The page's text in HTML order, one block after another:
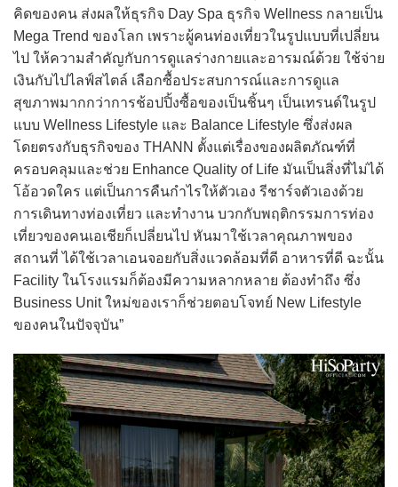
คิดของคน ส่งผลให้ธุรกิจ Day Spa ธุรกิจ Wellness กลายเป็น
Mega Trend ของโลก เพราะผู้คนท่องเที่ยวในรูปแบบที่เปลี่ยน
ไป ให้ความสำคัญกับการดูแลร่างกายและอารมณ์ด้วย ใช้จ่าย
เงินกับไปไลฟ์สไตล์ เลือกซื้อประสบการณ์และการดูแล
สุขภาพมากกว่าการช้อปปิ้งซื้อของเป็นชิ้นๆ เป็นเทรนด์ในรูป
แบบ Wellness Lifestyle และ Balance Lifestyle ซึ่งส่งผล
โดยตรงกับธุรกิจของ THANN ตั้งแต่เรื่องของผลิตภัณฑ์ที่
ครอบคลุมและช่วย Enhance Quality of Life มันเป็นสิ่งที่ไม่ได้
โอ้อวดใคร แต่เป็นการคืนกำไรให้ตัวเอง รีชาร์จตัวเองด้วย
การเดินทางท่องเที่ยว และทำงาน บวกกับพฤติกรรมการท่อง
เที่ยวของคนเอเชียก็เปลี่ยนไป หันมาใช้เวลาคุณภาพของ
สถานที่ ได้ใช้เวลาเอนจอยกับสิ่งแวดล้อมที่ดี อาหารที่ดี ฉะนั้น
Facility ในโรงแรมก็ต้องมีความหลากหลาย ต้องทำถึง ซึ่ง
Business Unit ใหม่ของเราก็ช่วยตอบโจทย์ New Lifestyle
ของคนในปัจจุบัน”